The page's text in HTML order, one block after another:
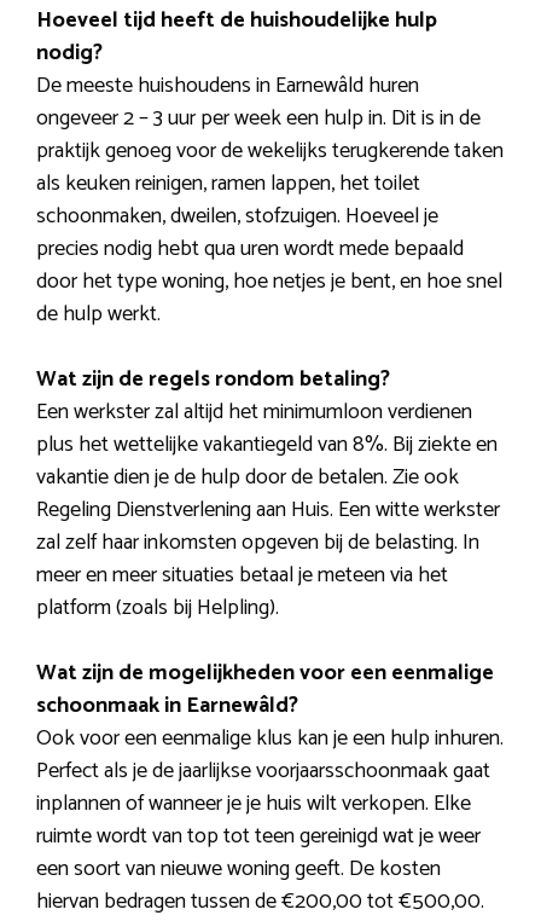
Hoeveel tijd heeft de huishoudelijke hulp
nodig?
De meeste huishoudens in Earnewâld huren
ongeveer 2 – 3 uur per week een hulp in. Dit is in de
praktijk genoeg voor de wekelijks terugkerende taken
als keuken reinigen, ramen lappen, het toilet
schoonmaken, dweilen, stofzuigen. Hoeveel je
precies nodig hebt qua uren wordt mede bepaald
door het type woning, hoe netjes je bent, en hoe snel
de hulp werkt.
Wat zijn de regels rondom betaling?
Een werkster zal altijd het minimumloon verdienen
plus het wettelijke vakantiegeld van 8%. Bij ziekte en
vakantie dien je de hulp door de betalen. Zie ook
Regeling Dienstverlening aan Huis. Een witte werkster
zal zelf haar inkomsten opgeven bij de belasting. In
meer en meer situaties betaal je meteen via het
platform (zoals bij Helpling).
Wat zijn de mogelijkheden voor een eenmalige
schoonmaak in Earnewâld?
Ook voor een eenmalige klus kan je een hulp inhuren.
Perfect als je de jaarlijkse voorjaarsschoonmaak gaat
inplannen of wanneer je je huis wilt verkopen. Elke
ruimte wordt van top tot teen gereinigd wat je weer
een soort van nieuwe woning geeft. De kosten
hiervan bedragen tussen de €200,00 tot €500,00.